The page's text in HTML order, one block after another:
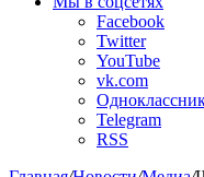
Facebook
Twitter
YouTube
vk.com
Telegram
RSS